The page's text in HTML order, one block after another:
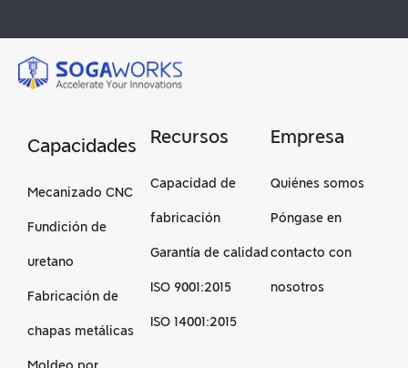
Capacidades
Mecanizado CNC
Fundición de
uretano
Fabricación de
chapas metálicas
Moldeo por
Recursos
Capacidad de
fabricación
Garantía de calidad
ISO 9001:2015
ISO 14001:2015
Empresa
Quiénes somos
Póngase en
contacto con
nosotros